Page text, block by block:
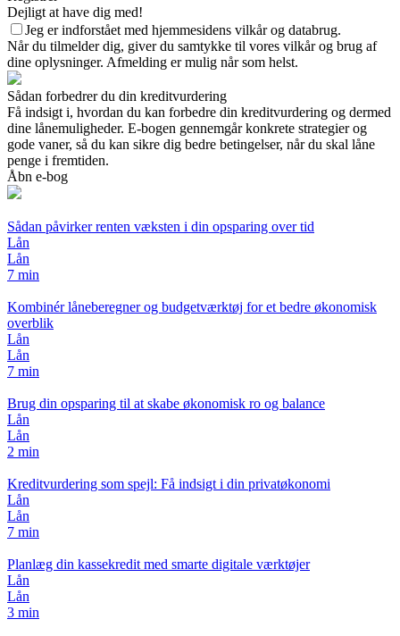
Dejligt at have dig med!
Jeg er indforstået med hjemmesidens vilkår og databrug.
Når du tilmelder dig, giver du samtykke til vores vilkår og brug af
dine oplysninger. Afmelding er mulig når som helst.
Sådan forbedrer du din kreditvurdering
Få indsigt i, hvordan du kan forbedre din kreditvurdering og dermed
dine lånemuligheder. E-bogen gennemgår konkrete strategier og
gode vaner, så du kan sikre dig bedre betingelser, når du skal låne
penge i fremtiden.
Åbn e-bog
Sådan påvirker renten væksten i din opsparing over tid
Lån
Lån
7 min
Kombinér låneberegner og budgetværktøj for et bedre økonomisk
overblik
Lån
Lån
7 min
Brug din opsparing til at skabe økonomisk ro og balance
Lån
Lån
2 min
Kreditvurdering som spejl: Få indsigt i din privatøkonomi
Lån
Lån
7 min
Planlæg din kassekredit med smarte digitale værktøjer
Lån
Lån
3 min